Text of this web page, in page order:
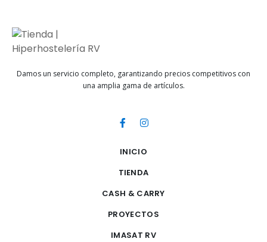
Damos un servicio completo, garantizando precios competitivos con
una amplia gama de artículos.
INICIO
TIENDA
CASH & CARRY
PROYECTOS
IMASAT RV